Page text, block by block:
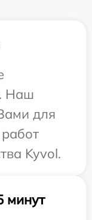
Наш
для
Kyvol.
минут